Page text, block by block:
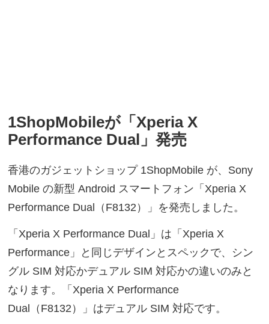
1ShopMobileが「Xperia X
Performance Dual」発売
香港のガジェットショップ 1ShopMobile が、Sony
Mobile の新型 Android スマートフォン「Xperia X
Performance Dual（F8132）」を発売しました。
「Xperia X Performance Dual」は「Xperia X
Performance」と同じデザインとスペックで、シン
グル SIM 対応かデュアル SIM 対応かの違いのみと
なります。「Xperia X Performance
Dual（F8132）」はデュアル SIM 対応です。